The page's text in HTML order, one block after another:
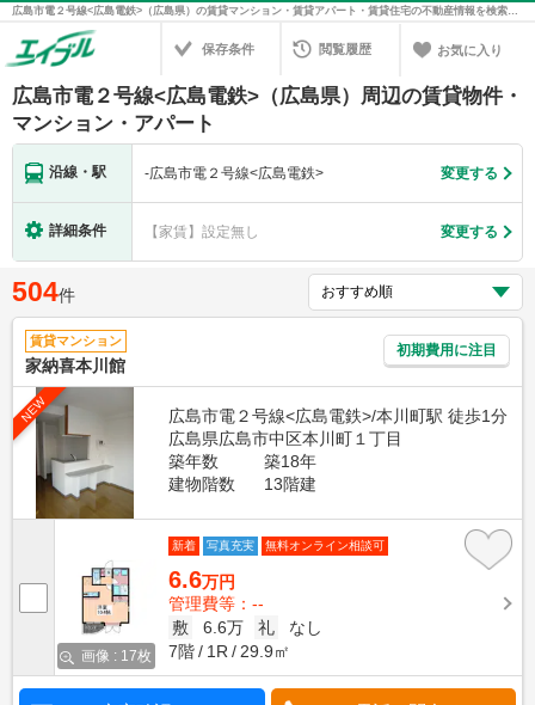
広島市電２号線<広島電鉄>（広島県）の賃貸マンション・賃貸アパート・賃貸住宅の不動産情報を検索！不動産賃貸の物件探しは、お部屋探しのエイブル
保存条件 閲覧履歴 お気に入り
広島市電２号線<広島電鉄>（広島県）周辺の賃貸物件・
マンション・アパート
沿線・駅 -広島市電２号線<広島電鉄> 変更する
詳細条件 【家賃】設定無し 変更する
504件
賃貸マンション
家納喜本川館
初期費用に注目
NEW
広島市電２号線<広島電鉄>/本川町駅 徒歩1分
広島県広島市中区本川町１丁目
築年数
築18年
建物階数
13階建
画像 : 17枚
新着 写真充実 無料オンライン相談可
6.6万円
管理費等：--
敷
6.6万 礼
なし
7階
1R 29.9㎡